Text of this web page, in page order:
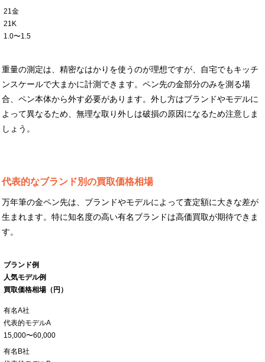
21金
21K
1.0〜1.5
重量の測定は、精密なはかりを使うのが理想ですが、自宅でもキッチ
ンスケールで大まかに計測できます。ペン先の金部分のみを測る場
合、ペン本体から外す必要があります。外し方はブランドやモデルに
よって異なるため、無理な取り外しは破損の原因になるため注意しま
しょう。
代表的なブランド別の買取価格相場
万年筆の金ペン先は、ブランドやモデルによって査定額に大きな差が
生まれます。特に知名度の高い有名ブランドは高価買取が期待できま
す。
ブランド例
人気モデル例
買取価格相場（円）
有名A社
代表的モデルA
15,000〜60,000
有名B社